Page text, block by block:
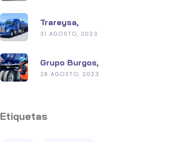
Hidrocarburos
Trareysa,
Conduciendo Hacia
31 AGOSTO, 2023
Grupo Burgos,
Líder En Seguridad
Primer Nivel
28 AGOSTO, 2023
Etiquetas